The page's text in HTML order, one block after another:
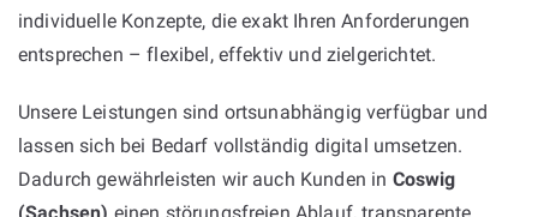
individuelle Konzepte, die exakt Ihren Anforderungen
entsprechen – flexibel, effektiv und zielgerichtet.
Unsere Leistungen sind ortsunabhängig verfügbar und
lassen sich bei Bedarf vollständig digital umsetzen.
Dadurch gewährleisten wir auch Kunden in Coswig